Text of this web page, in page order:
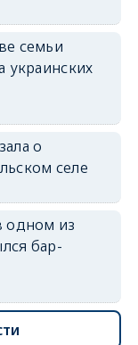
семьи
украинских
о
селе
одном из
бар-